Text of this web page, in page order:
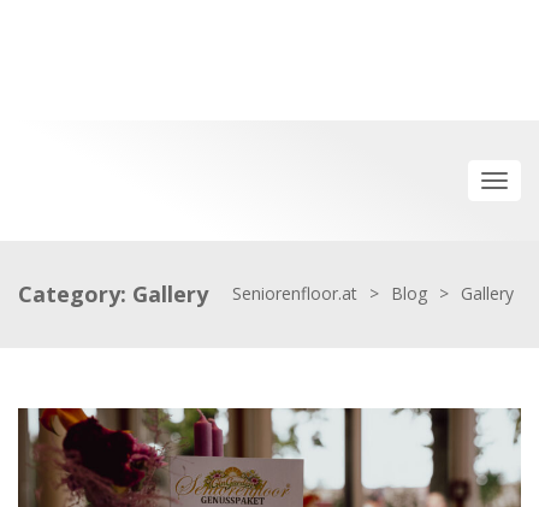
Category: Gallery Seniorenfloor.at > Blog > Gallery